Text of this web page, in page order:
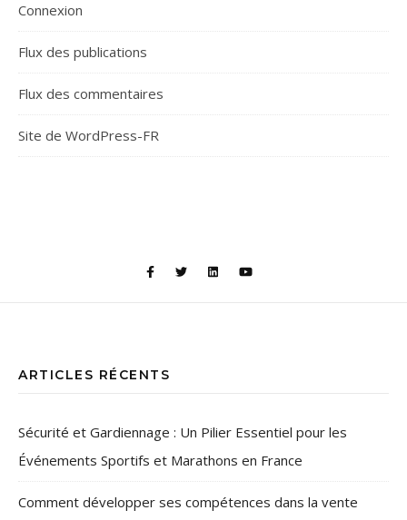
Connexion
Flux des publications
Flux des commentaires
Site de WordPress-FR
ARTICLES RÉCENTS
Sécurité et Gardiennage : Un Pilier Essentiel pour les
Événements Sportifs et Marathons en France
Comment développer ses compétences dans la vente